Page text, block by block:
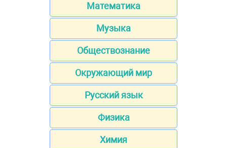
Математика
Музыка
Обществознание
Окружающий мир
Русский язык
Физика
Химия